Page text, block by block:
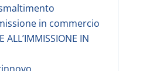
in commercio
ALL’IMMISSIONE IN